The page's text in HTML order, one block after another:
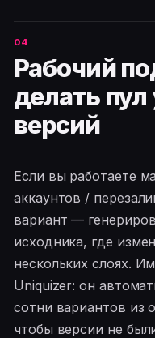
Рабочий
делать
версий
Если вы работаете
аккаунтов /
вариант —
исходника, где
нескольких слоях.
Uniquizer: он
сотни вариантов из
чтобы версии не